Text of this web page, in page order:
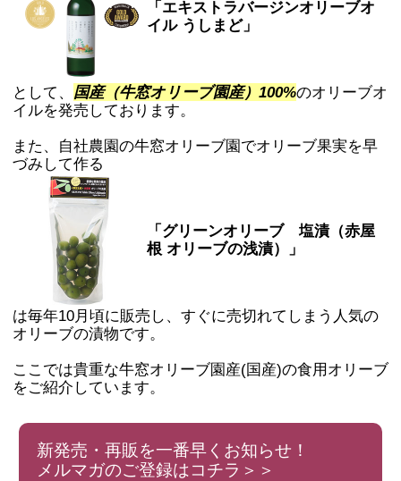
「エキストラバージンオリーブオ
イル うしまど」
として、 国産（牛窓オリーブ園産）100%のオリーブオ
イルを発売しております。
また、自社農園の牛窓オリーブ園でオリーブ果実を早
づみして作る
「グリーンオリーブ 塩漬（赤屋
根 オリーブの浅漬）」
は毎年10月頃に販売し、すぐに売切れてしまう人気の
オリーブの漬物です。
ここでは貴重な牛窓オリーブ園産(国産)の食用オリーブ
をご紹介しています。
新発売・再販を一番早くお知らせ！
メルマガのご登録はコチラ＞＞